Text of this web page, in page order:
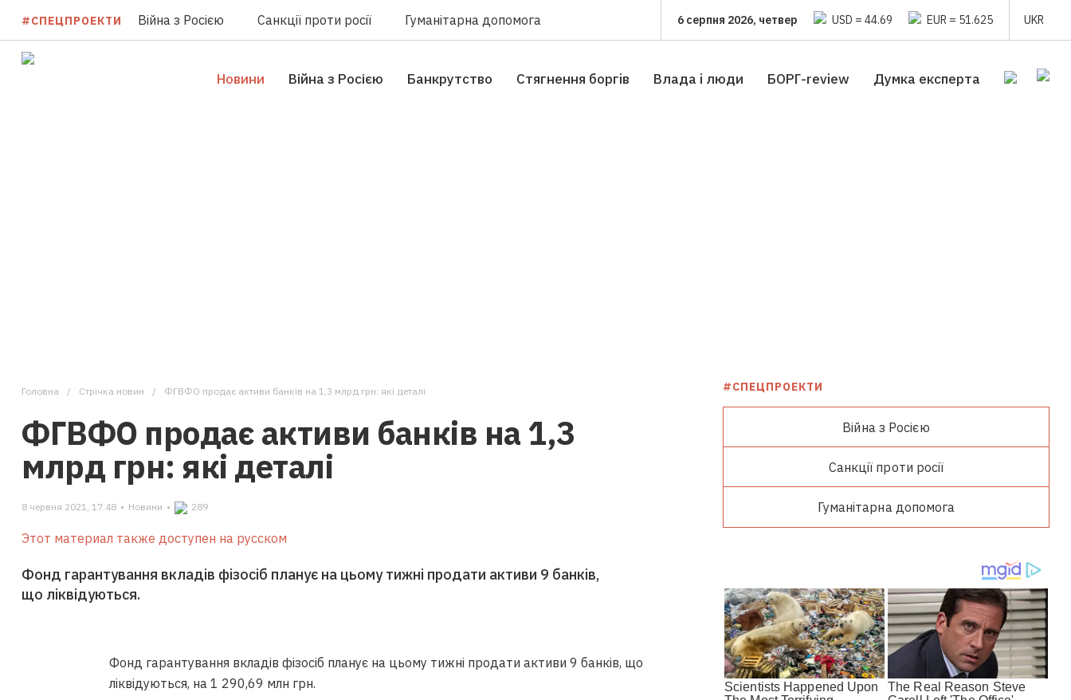
#СПЕЦПРОЕКТИ Війна з Росією Санкції проти росії Гуманітарна допомога 6 серпня 2026, четвер USD = 44.69 EUR = 51.625 UKR
Новини Війна з Росією Банкрутство Стягнення боргiв Влада i люди БОРГ-review Думка експерта
Головна Стрічка новин ФГВФО продає активи банків на 1,3 млрд грн: які деталі
ФГВФО продає активи банків на 1,3
млрд грн: які деталі
8 червня 2021, 17:48 • Новини • 289
Этот материал также доступен на русском
Фонд гарантування вкладів фізосіб планує на цьому тижні продати активи 9 банків,
що ліквідуються.
Фонд гарантування вкладів фізосіб планує на цьому тижні продати активи 9 банків, що
ліквідуються, на 1 290,69 млн грн.
#СПЕЦПРОЕКТИ
Війна з Росією
Санкції проти росії
Гуманітарна допомога